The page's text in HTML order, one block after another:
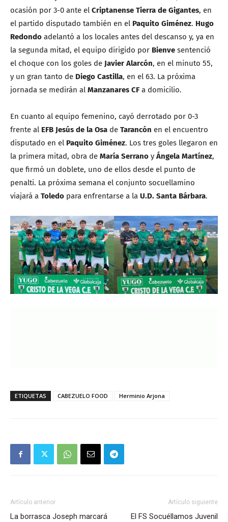
ocasión por 3-0 ante el Criptanense Tierra de Gigantes, en
el partido disputado también en el Paquito Giménez. Hugo
Redondo adelantó a los locales antes del descanso y, ya en
la segunda mitad, el equipo dirigido por Bienve sentenció
el choque con los goles de Javier Alarcón, en el minuto 55,
y un gran tanto de Diego Castilla, en el 63. La próxima
jornada se medirán al Manzanares CF a domicilio.
En cuanto al equipo femenino, cayó derrotado por 0-3
frente al EFB Jesús de la Osa de Tarancón en el encuentro
disputado en el Paquito Giménez. Los tres goles llegaron en
la primera mitad, obra de María Serrano y Ángela Martínez,
que firmó un doblete, uno de ellos desde el punto de
penalti. La próxima semana el conjunto socuellamino
viajará a Toledo para enfrentarse a la U.D. Santa Bárbara.
ETIQUETAS CABEZUELO FOOD Herminio Arjona
Artículo anterior
La borrasca Joseph marcará
Artículo siguiente
El FS Socuéllamos Juvenil